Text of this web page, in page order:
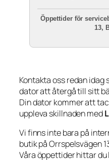
Öppettider för
13,
Kontakta oss redan idag
dator att återgå till sitt
Din dator kommer att
uppleva skillnaden med
Vi finns inte bara på
butik på Orrspelsvägen
Våra öppettider hittar du